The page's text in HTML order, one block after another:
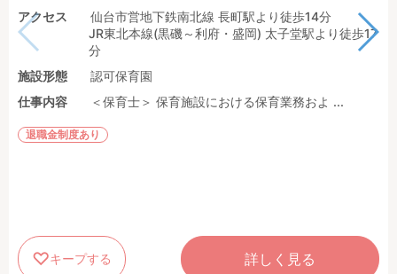
アクセス
仙台市営地下鉄南北線 長町駅より徒歩14分
JR東北本線(黒磯～利府・盛岡) 太子堂駅より徒歩17
分
施設形態
認可保育園
仕事内容
＜保育士＞ 保育施設における保育業務およ ...
退職金制度あり
キープする 詳しく見る